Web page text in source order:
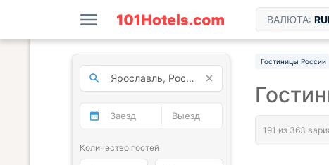
ВАЛЮТА:
Гостиницы России
Количество гостей